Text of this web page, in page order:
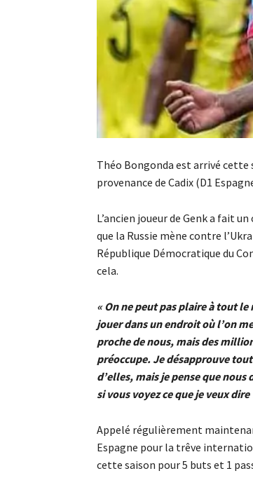
Théo Bongonda est arrivé cette
provenance de Cadix (D1
L’ancien joueur de Genk a fait
que la Russie mène contre
République Démocratique du
cela.
« On ne peut pas plaire à tout
jouer dans un endroit où l’on
proche de nous, mais des
préoccupe. Je désapprouve
d’elles, mais je pense que
si vous voyez ce que je veux dire
Appelé régulièrement
Espagne pour la trêve
cette saison pour 5 buts et 1